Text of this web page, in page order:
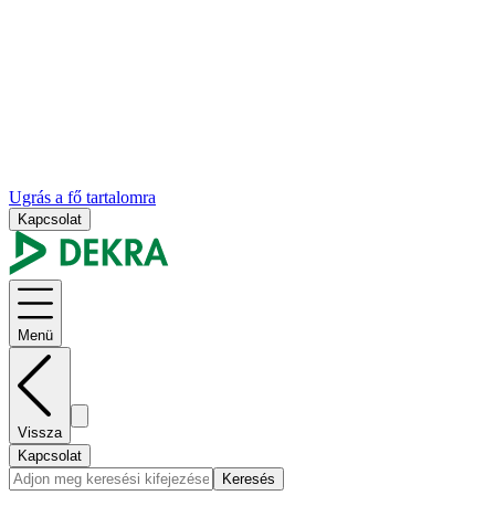
Ugrás a fő tartalomra
Kapcsolat
Menü
Vissza
Kapcsolat
Keresés